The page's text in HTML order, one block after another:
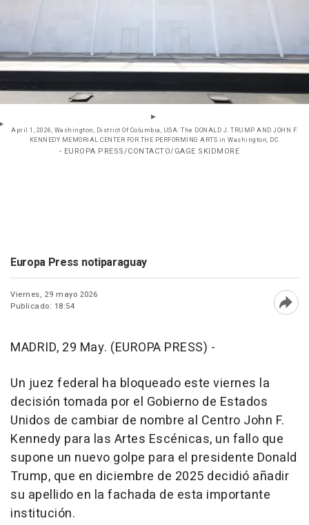
April 1, 2026, Washington, District Of Columbia, USA: The DONALD J. TRUMP AND JOHN F.
KENNEDY MEMORIAL CENTER FOR THE PERFORMING ARTS in Washington, DC.
- EUROPA PRESS/CONTACTO/GAGE SKIDMORE
Europa Press notiparaguay
Viernes, 29 mayo 2026
Publicado: 18:54
MADRID, 29 May. (EUROPA PRESS) -
Un juez federal ha bloqueado este viernes la
decisión tomada por el Gobierno de Estados
Unidos de cambiar de nombre al Centro John F.
Kennedy para las Artes Escénicas, un fallo que
supone un nuevo golpe para el presidente Donald
Trump, que en diciembre de 2025 decidió añadir
su apellido en la fachada de esta importante
institución.